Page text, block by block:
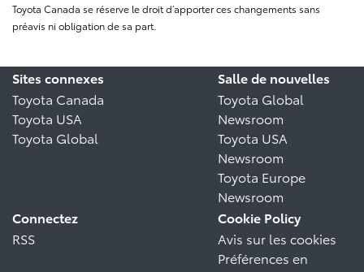
Toyota Canada se réserve le droit d’apporter ces changements sans
préavis ni obligation de sa part.
Sites connexes
Toyota Canada
Toyota USA
Toyota Global
Salle de nouvelles
Toyota Global
Newsroom
Toyota USA
Newsroom
Toyota Europe
Newsroom
Connectez
RSS
Cookie Policy
Avis sur les cookies
Préférences en